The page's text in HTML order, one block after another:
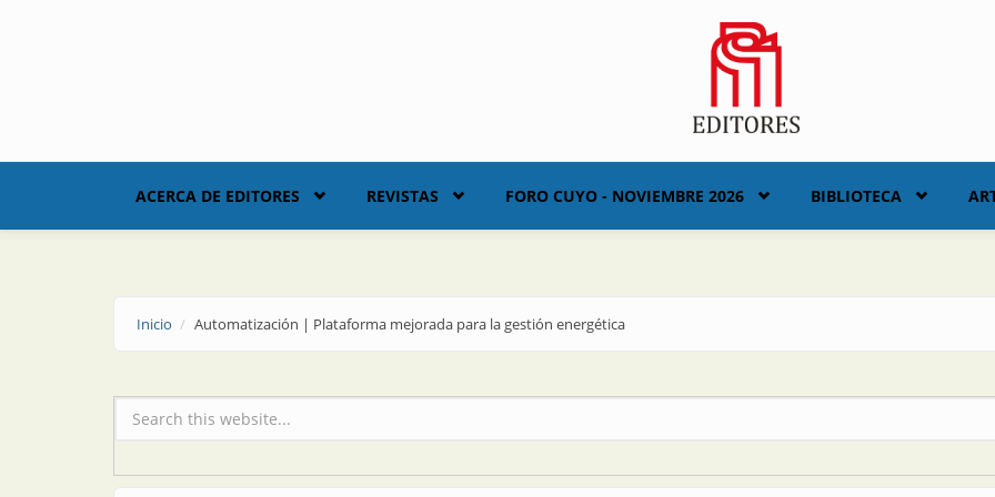
ACERCA DE EDITORES REVISTAS FORO CUYO - NOVIEMBRE 2026 BIBLIOTECA
Inicio Automatización | Plataforma mejorada para la gestión energética
Formulario de búsqueda